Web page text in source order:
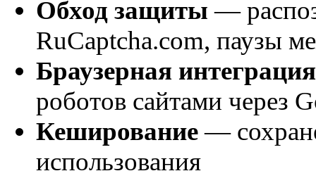
Обход защиты —
RuCaptcha.com, паузы
Браузерная интеграция
роботов сайтами через
Кеширование—
использования